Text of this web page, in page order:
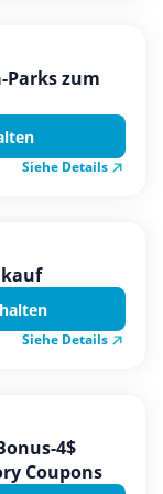
Parks zum
Siehe Details
Siehe Details
4$
Coupons